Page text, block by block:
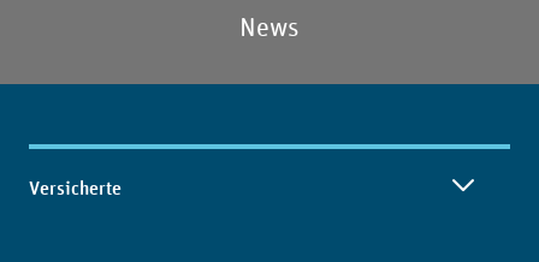
News
Inhaltsübersicht
Versicherte